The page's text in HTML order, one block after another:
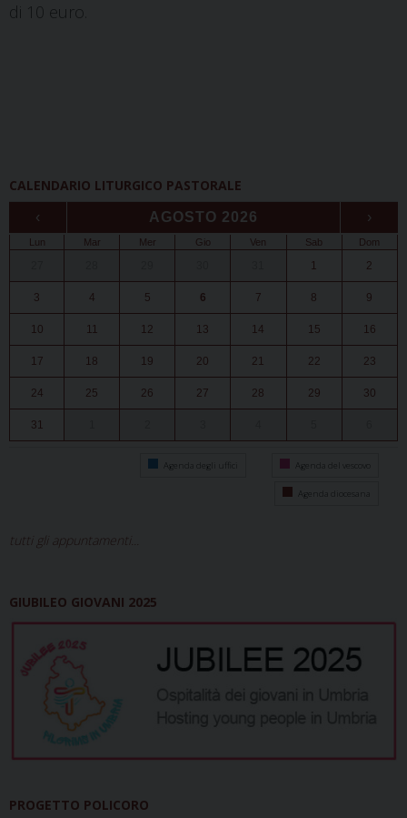
di 10 euro.
CALENDARIO LITURGICO PASTORALE
‹ AGOSTO 2026 ›
Lun Mar Mer Gio Ven Sab Dom
1 2
3 4 5 6 7 8 9
10 11 12 13 14 15 16
17 18 19 20 21 22 23
24 25 26 27 28 29 30
31
Agenda degli uffici Agenda del vescovo
Agenda diocesana
tutti gli appuntamenti...
GIUBILEO GIOVANI 2025
PROGETTO POLICORO